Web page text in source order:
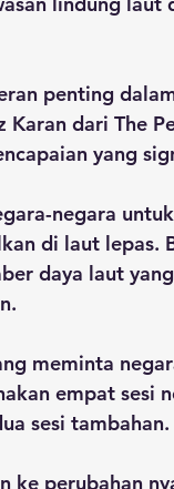
penting
dari The
yang
negara
di laut lepas.
daya laut
meminta
empat sesi
sesi tambahan.
ke perubahan